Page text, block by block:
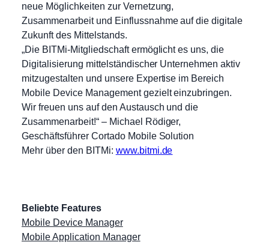
neue Möglichkeiten zur Vernetzung,
Zusammenarbeit und Einflussnahme auf die digitale
Zukunft des Mittelstands.
„Die BITMi-Mitgliedschaft ermöglicht es uns, die
Digitalisierung mittelständischer Unternehmen aktiv
mitzugestalten und unsere Expertise im Bereich
Mobile Device Management gezielt einzubringen.
Wir freuen uns auf den Austausch und die
Zusammenarbeit!“ – Michael Rödiger,
Geschäftsführer Cortado Mobile Solution
Mehr über den BITMi: www.bitmi.de
Beliebte Features
Mobile Device Manager
Mobile Application Manager